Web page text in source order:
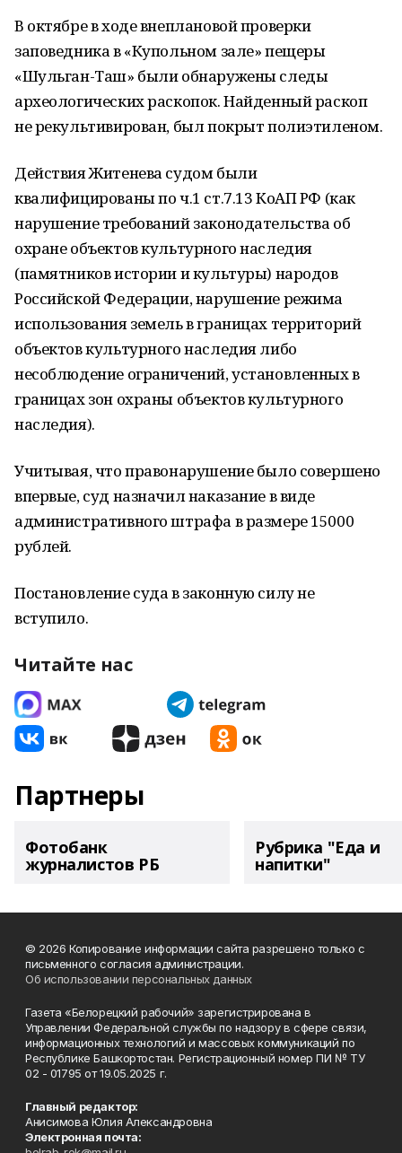
В октябре в ходе внеплановой проверки
заповедника в «Купольном зале» пещеры
«Шульган-Таш» были обнаружены следы
археологических раскопок. Найденный раскоп
не рекультивирован, был покрыт полиэтиленом.
Действия Житенева судом были
квалифицированы по ч.1 ст.7.13 КоАП РФ (как
нарушение требований законодательства об
охране объектов культурного наследия
(памятников истории и культуры) народов
Российской Федерации, нарушение режима
использования земель в границах территорий
объектов культурного наследия либо
несоблюдение ограничений, установленных в
границах зон охраны объектов культурного
наследия).
Учитывая, что правонарушение было совершено
впервые, суд назначил наказание в виде
административного штрафа в размере 15000
рублей.
Постановление суда в законную силу не
вступило.
Читайте нас
Партнеры
Фотобанк
журналистов РБ
Рубрика "Еда и
напитки"
© 2026 Копирование информации сайта разрешено только с
письменного согласия администрации.
Об использовании персональных данных
Газета «Белорецкий рабочий» зарегистрирована в
Управлении Федеральной службы по надзору в сфере связи,
информационных технологий и массовых коммуникаций по
Республике Башкортостан. Регистрационный номер ПИ № ТУ
02 - 01795 от 19.05.2025 г.
Главный редактор:
Анисимова Юлия Александровна
Электронная почта: